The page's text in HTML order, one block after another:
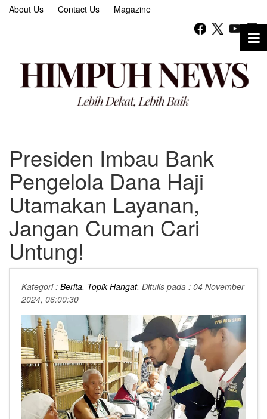
About Us Contact Us Magazine
Presiden Imbau Bank
Pengelola Dana Haji
Utamakan Layanan,
Jangan Cuman Cari
Untung!
Kategori : Berita, Topik Hangat, Ditulis pada : 04 November
2024, 06:00:30